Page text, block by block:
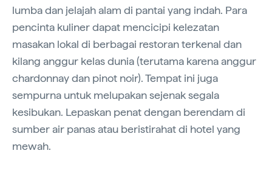
lumba dan jelajah alam di pantai yang indah. Para
pencinta kuliner dapat mencicipi kelezatan
masakan lokal di berbagai restoran terkenal dan
kilang anggur kelas dunia (terutama karena anggur
chardonnay dan pinot noir). Tempat ini juga
sempurna untuk melupakan sejenak segala
kesibukan. Lepaskan penat dengan berendam di
sumber air panas atau beristirahat di hotel yang
mewah.